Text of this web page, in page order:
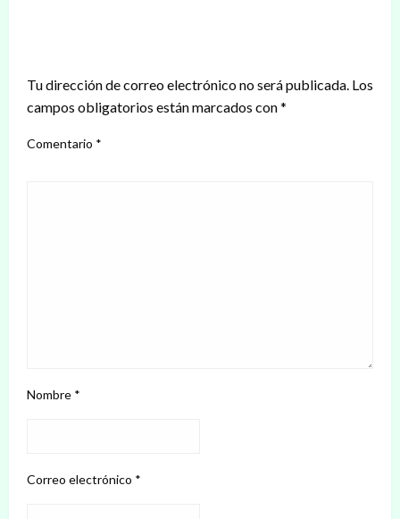
Tu dirección de correo electrónico no será publicada. Los
campos obligatorios están marcados con*
Comentario *
Nombre *
Correo electrónico *